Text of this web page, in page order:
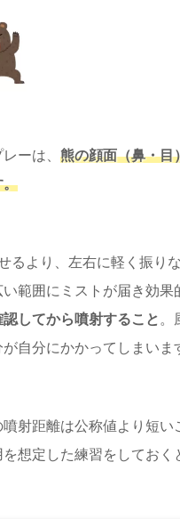
ーは、 熊の顔面（鼻・目
。
るより、左右に軽く振り
範囲にミストが届き効果
してから噴射すること 。
自分にかかってしまいま
射距離は公称値より短い
想定した練習をしておく